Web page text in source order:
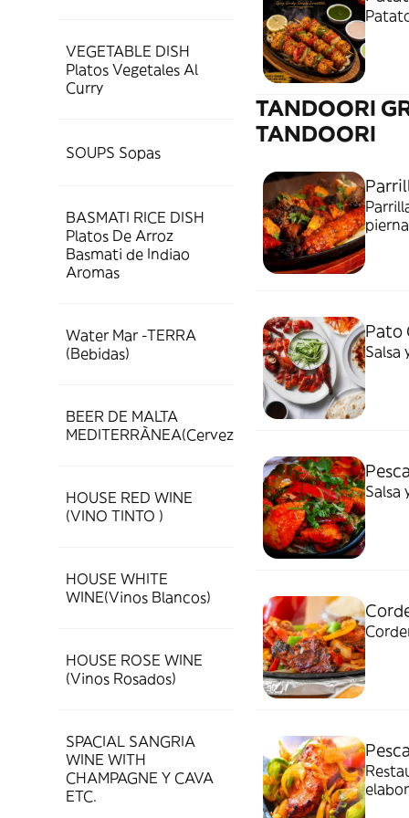
VEGETABLE DISH
Platos Vegetales Al
Curry
SOUPS Sopas
BASMATI RICE DISH
Platos De Arroz
Basmati de Indiao
Aromas
Water Mar -TERRA
(Bebidas)
BEER DE MALTA
MEDITERRÀNEA(Cervezas)
HOUSE RED WINE
(VINO TINTO )
HOUSE WHITE
WINE(Vinos Blancos)
HOUSE ROSE WINE
(Vinos Rosados)
SPACIAL SANGRIA
WINE WITH
CHAMPAGNE Y CAVA
ETC.
TANDOORI
TANDOORI
Pato
Salsa
Salsa